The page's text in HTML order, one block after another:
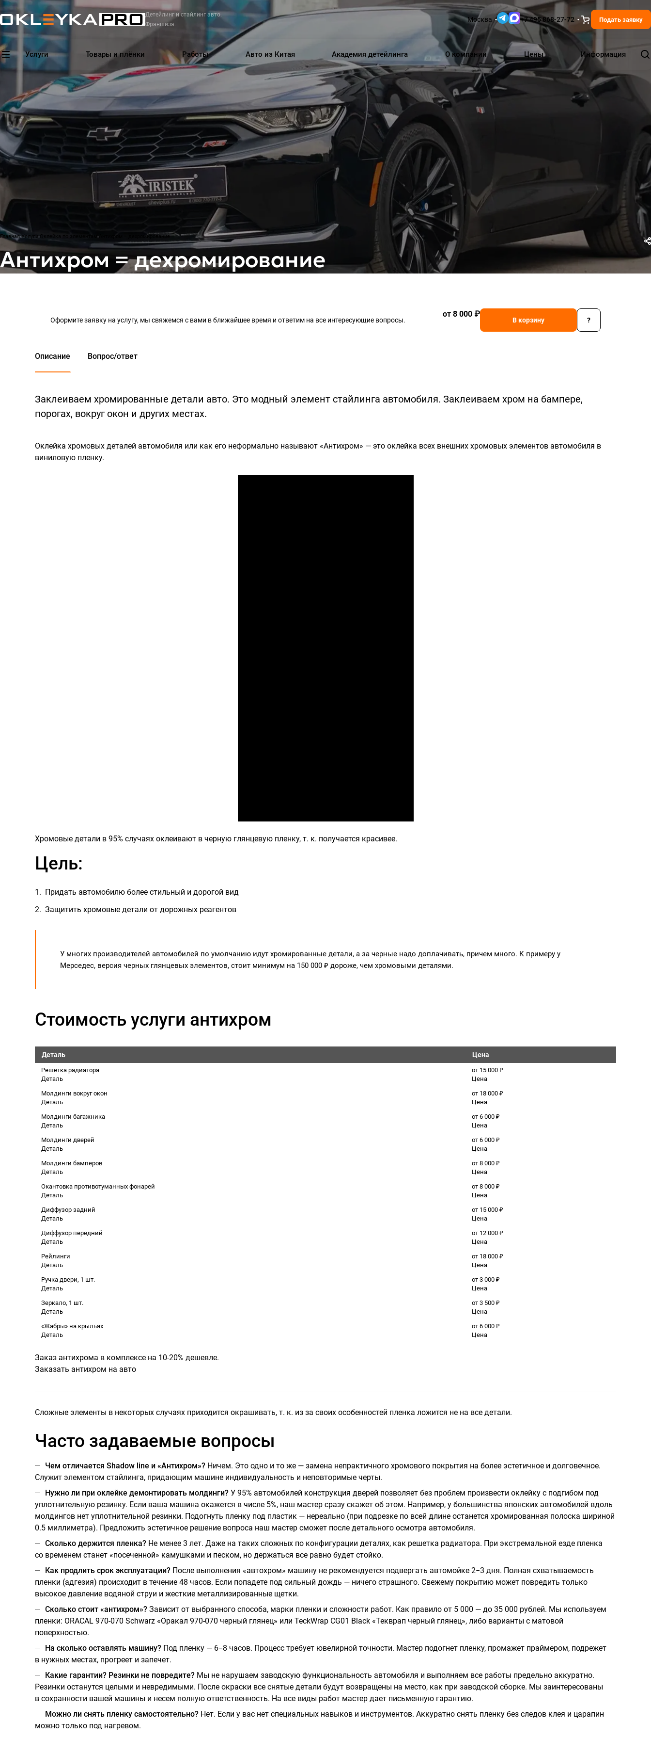
Детейлинг и стайлинг авто.
Франшиза.
Москва +7 495 868-27-72 Подать заявку
Услуги Товары и плёнки Работы Авто из Китая Академия детейлинга О компании Цены Информация
Главная Услуги Оклейка по элементам Антихром = дехромирование
Антихром = дехромирование
Оформите заявку на услугу, мы свяжемся с вами в ближайшее время и ответим на все интересующие вопросы.
от 8 000 ₽
В корзину ?
Описание Вопрос/ответ
Заклеиваем хромированные детали авто. Это модный элемент стайлинга автомобиля. Заклеиваем хром на бампере,
порогах, вокруг окон и других местах.
Оклейка хромовых деталей автомобиля или как его неформально называют «Антихром» — это оклейка всех внешних хромовых элементов автомобиля в
виниловую пленку.
Хромовые детали в 95% случаях оклеивают в черную глянцевую пленку, т. к. получается красивее.
Цель:
Придать автомобилю более стильный и дорогой вид
Защитить хромовые детали от дорожных реагентов
У многих производителей автомобилей по умолчанию идут хромированные детали, а за черные надо доплачивать, причем много. К примеру у
Мерседес, версия черных глянцевых элементов, стоит минимум на 150 000 ₽ дороже, чем хромовыми деталями.
Стоимость услуги антихром
Деталь Цена
Решетка радиатора
Деталь
от 15 000 ₽
Цена
Молдинги вокруг окон
Деталь
от 18 000 ₽
Цена
Молдинги багажника
Деталь
от 6 000 ₽
Цена
Молдинги дверей
Деталь
от 6 000 ₽
Цена
Молдинги бамперов
Деталь
от 8 000 ₽
Цена
Окантовка противотуманных фонарей
Деталь
от 8 000 ₽
Цена
Диффузор задний
Деталь
от 15 000 ₽
Цена
Диффузор передний
Деталь
от 12 000 ₽
Цена
Рейлинги
Деталь
от 18 000 ₽
Цена
Ручка двери, 1 шт.
Деталь
от 3 000 ₽
Цена
Зеркало, 1 шт.
Деталь
от 3 500 ₽
Цена
«Жабры» на крыльях
Деталь
от 6 000 ₽
Цена
Заказ антихрома в комплексе на 10-20% дешевле.
Заказать антихром на авто
Сложные элементы в некоторых случаях приходится окрашивать, т. к. из за своих особенностей пленка ложится не на все детали.
Часто задаваемые вопросы
Чем отличается Shadow line и «Антихром»? Ничем. Это одно и то же — замена непрактичного хромового покрытия на более эстетичное и долговечное.
Служит элементом стайлинга, придающим машине индивидуальность и неповторимые черты.
Нужно ли при оклейке демонтировать молдинги? У 95% автомобилей конструкция дверей позволяет без проблем произвести оклейку с подгибом под
уплотнительную резинку. Если ваша машина окажется в числе 5%, наш мастер сразу скажет об этом. Например, у большинства японских автомобилей вдоль
молдингов нет уплотнительной резинки. Подогнуть пленку под пластик — нереально (при подрезке по всей длине останется хромированная полоска шириной
0.5 миллиметра). Предложить эстетичное решение вопроса наш мастер сможет после детального осмотра автомобиля.
Сколько держится пленка? Не менее 3 лет. Даже на таких сложных по конфигурации деталях, как решетка радиатора. При экстремальной езде пленка
со временем станет «посеченной» камушками и песком, но держаться все равно будет стойко.
Как продлить срок эксплуатации? После выполнения «автохром» машину не рекомендуется подвергать автомойке 2−3 дня. Полная схватываемость
пленки (адгезия) происходит в течение 48 часов. Если попадете под сильный дождь — ничего страшного. Свежему покрытию может повредить только
высокое давление водяной струи и жесткие металлизированные щетки.
Сколько стоит «антихром»? Зависит от выбранного способа, марки пленки и сложности работ. Как правило от 5 000 — до 35 000 рублей. Мы используем
пленки: ORACAL 970-070 Schwarz «Оракал 970-070 черный глянец» или TeckWrap CG01 Black «Текврап черный глянец», либо варианты с матовой
поверхностью.
На сколько оставлять машину? Под пленку — 6−8 часов. Процесс требует ювелирной точности. Мастер подогнет пленку, промажет праймером, подрежет
в нужных местах, прогреет и запечет.
Какие гарантии? Резинки не повредите? Мы не нарушаем заводскую функциональность автомобиля и выполняем все работы предельно аккуратно.
Резинки останутся целыми и невредимыми. После окраски все снятые детали будут возвращены на место, как при заводской сборке. Мы заинтересованы
в сохранности вашей машины и несем полную ответственность. На все виды работ мастер дает письменную гарантию.
Можно ли снять пленку самостоятельно? Нет. Если у вас нет специальных навыков и инструментов. Аккуратно снять пленку без следов клея и царапин
можно только под нагревом.